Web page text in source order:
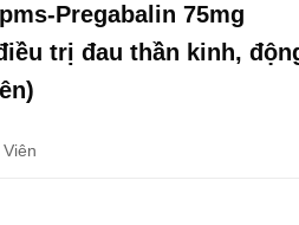
Pregabalin 75mg
trị đau thần kinh,